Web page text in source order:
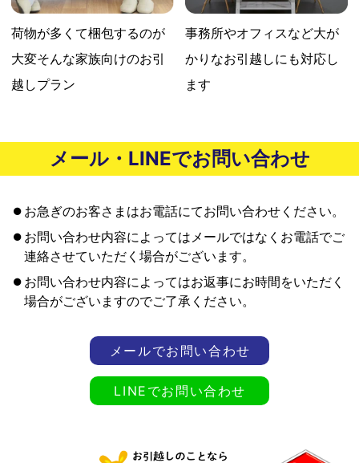
荷物が多くて梱包するのが
大変そんな家族向けのお引
越しプラン
事務所やオフィスなど大が
かりなお引越しにも対応し
ます
メール・LINEでお問い合わせ
お急ぎのお客さまはお電話にてお問い合わせください。
お問い合わせ内容によってはメールではなくお電話でご
連絡させていただく場合がございます。
お問い合わせ内容によってはお返事にお時間をいただく
場合がございますのでご了承ください。
メールでお問い合わせ
LINEでお問い合わせ